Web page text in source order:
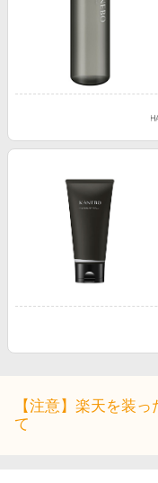
【注意】楽天を装
て